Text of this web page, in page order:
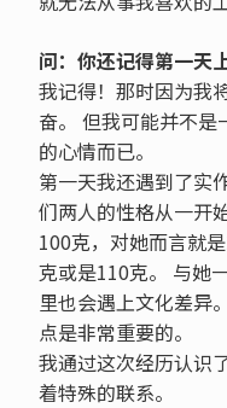
问：你还记得第一天
我记得！那时因为我
奋。 但我可能并不
的心情而已。
第一天我还遇到了实
们两人的性格从一开
100克，对她而言就
克或是110克。 与她
里也会遇上文化差异
点是非常重要的。
我通过这次经历认识
着特殊的联系。